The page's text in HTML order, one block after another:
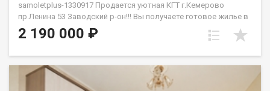
samoletplus-1330917 Продается уютная КГТ г.Кемерово
пр.Ленина 53 Заводский р-он!!! Вы получаете готовое жилье в
самом сердце города без необходимости вкладываться в
капитальный ремонт.<!--TgQPHd||[]--> Главные преимущества
библиотеки и коворкинги. Отличное состояние<!--TgQPHd||[]-->:
чистая, светлая комната, свежие обои, пластиковое окно и
2 190 000 ₽